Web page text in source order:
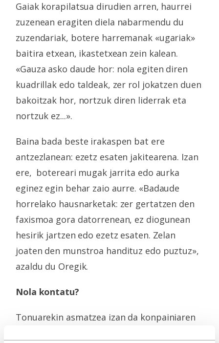
Gaiak korapilatsua dirudien arren, haurrei
zuzenean eragiten diela nabarmendu du
zuzendariak, botere harremanak «ugariak»
baitira etxean, ikastetxean zein kalean.
«Gauza asko daude hor: nola egiten diren
kuadrillak edo taldeak, zer rol jokatzen duen
bakoitzak hor, nortzuk diren liderrak eta
nortzuk ez...».
Baina bada beste irakaspen bat ere
antzezlanean: ezetz esaten jakitearena. Izan
ere, botereari mugak jarrita edo aurka
eginez egin behar zaio aurre. «Badaude
horrelako hausnarketak: zer gertatzen den
faxismoa gora datorrenean, ez diogunean
hesirik jartzen edo ezetz esaten. Zelan
joaten den munstroa handituz edo puztuz»,
azaldu du Oregik.
Nola kontatu?
Tonuarekin asmatzea izan da konpainiaren